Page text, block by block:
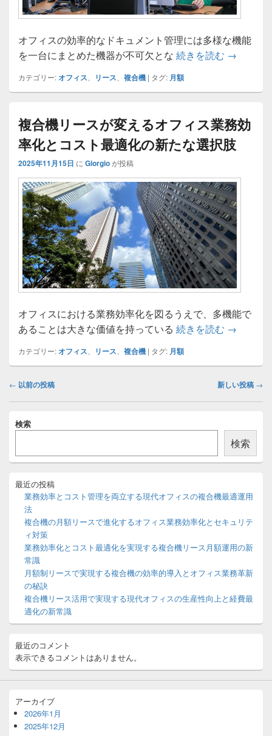
オフィスの効率的なドキュメント管理には多様な機能
を一台にまとめた機器が不可欠とな 続きを読む 複合機の
→
カテゴリー:オフィス リース 複合機 | タグ: 月額
複合機リースが変えるオフィス業務効
率化とコスト最適化の新たな選択肢
2025年11月15日 に Giorgioが投稿
オフィスにおける業務効率化を図るうえで、多機能で
あることは大きな価値を持っている 続きを読む 複合機リ
→
カテゴリー:オフィス リース 複合機 | タグ: 月額
投
ビ
ゲ
シ
ン
← 以前の投稿 新しい投稿 →
イ
イ
バ
検索
検索
最近の投稿
業務効率とコスト管理を両立する現代オフィスの複合機最適運用
法
複合機の月額リースで進化するオフィス業務効率化とセキュリテ
ィ対策
業務効率化とコスト最適化を実現する複合機リース月額運用の新
常識
月額制リースで実現する複合機の効率的導入とオフィス業務革新
の秘訣
複合機リース活用で実現する現代オフィスの生産性向上と経費最
適化の新常識
最近のコメント
表示できるコメントはありません。
アーカイブ
2026年1月
2025年12月